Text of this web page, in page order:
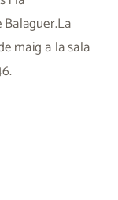
maig a la sala